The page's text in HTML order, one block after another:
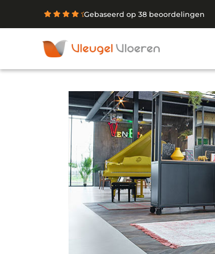
Gebaseerd op 38 beoordelingen